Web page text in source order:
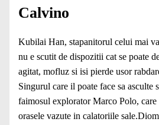
Calvino
Kubilai Han, stapanitorul celui mai
nu e scutit de dispozitii cat se poate
agitat, mofluz si isi pierde usor
Singurul care il poate face sa asculte
faimosul explorator Marco Polo, care
orasele vazute in calatoriile